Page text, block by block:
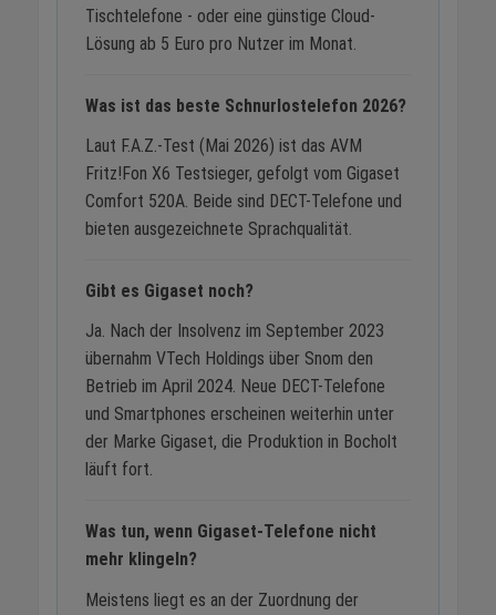
Tischtelefone - oder eine günstige Cloud-
Lösung ab 5 Euro pro Nutzer im Monat.
Was ist das beste Schnurlostelefon 2026?
Laut F.A.Z.-Test (Mai 2026) ist das AVM
Fritz!Fon X6 Testsieger, gefolgt vom Gigaset
Comfort 520A. Beide sind DECT-Telefone und
bieten ausgezeichnete Sprachqualität.
Gibt es Gigaset noch?
Ja. Nach der Insolvenz im September 2023
übernahm VTech Holdings über Snom den
Betrieb im April 2024. Neue DECT-Telefone
und Smartphones erscheinen weiterhin unter
der Marke Gigaset, die Produktion in Bocholt
läuft fort.
Was tun, wenn Gigaset-Telefone nicht
mehr klingeln?
Meistens liegt es an der Zuordnung der